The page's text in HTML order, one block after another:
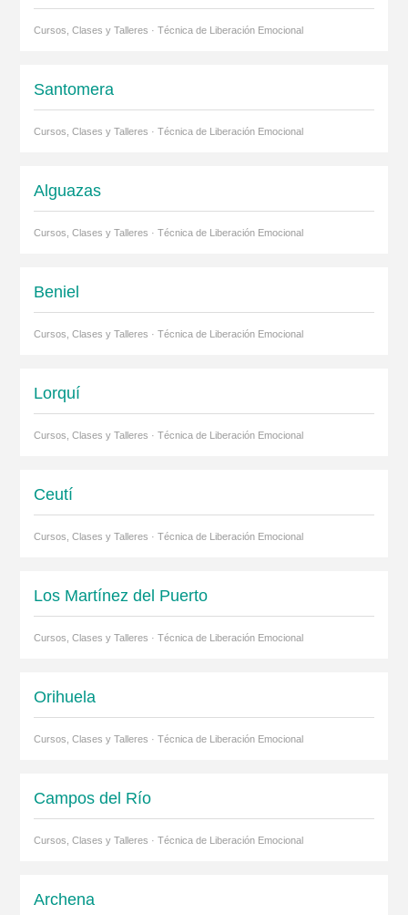
Cursos, Clases y Talleres · Técnica de Liberación Emocional
Santomera
Cursos, Clases y Talleres · Técnica de Liberación Emocional
Alguazas
Cursos, Clases y Talleres · Técnica de Liberación Emocional
Beniel
Cursos, Clases y Talleres · Técnica de Liberación Emocional
Lorquí
Cursos, Clases y Talleres · Técnica de Liberación Emocional
Ceutí
Cursos, Clases y Talleres · Técnica de Liberación Emocional
Los Martínez del Puerto
Cursos, Clases y Talleres · Técnica de Liberación Emocional
Orihuela
Cursos, Clases y Talleres · Técnica de Liberación Emocional
Campos del Río
Cursos, Clases y Talleres · Técnica de Liberación Emocional
Archena